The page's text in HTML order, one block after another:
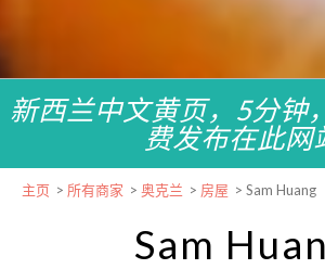
新西兰中文黄页，5分钟
费发布在此网
主页 > 所有商家 > 奥克兰 > 房屋 > Sam Huang
Sam